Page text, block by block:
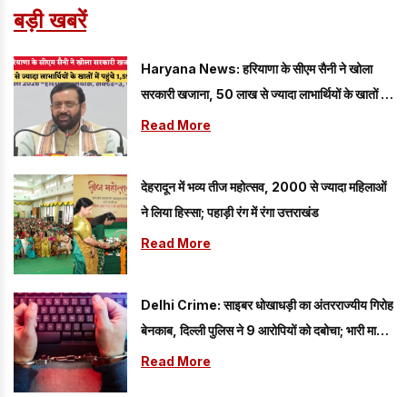
बड़ी खबरें
Haryana News: हरियाणा के सीएम सैनी ने खोला
सरकारी खजाना, 50 लाख से ज्यादा लाभार्थियों के खातों में
पहुंचे 1,595 करोड़
Read More
देहरादून में भव्य तीज महोत्सव, 2000 से ज्यादा महिलाओं
ने लिया हिस्सा; पहाड़ी रंग में रंगा उत्तराखंड
Read More
Delhi Crime: साइबर धोखाधड़ी का अंतरराज्यीय गिरोह
बेनकाब, दिल्ली पुलिस ने 9 आरोपियों को दबोचा; भारी मात्रा
में सामान बरामद
Read More